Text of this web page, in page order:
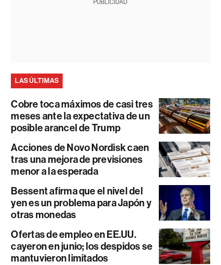
PUBLICIDAD
LAS ÚLTIMAS
Cobre toca máximos de casi tres
meses ante la expectativa de un
posible arancel de Trump
Acciones de Novo Nordisk caen
tras una mejora de previsiones
menor a la esperada
Bessent afirma que el nivel del
yen es un problema para Japón y
otras monedas
Ofertas de empleo en EE.UU.
cayeron en junio; los despidos se
mantuvieron limitados